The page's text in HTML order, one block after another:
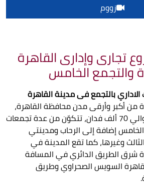
زووم
تجارى وإدارى القاهرة
والتجمع الخامس
بالتجمع فى مدينة القاهرة
من أكبر وأرقى مدن محافظة القاهرة،
حيث تقدر مساحتها بحوالي 70 ألف فدان، تتكوّن من عدة تجمعات
إضافة إلى الرحاب ومدينتي
وغيرها، كما تقع المدينة في
شرق الطريق الدائري في المسافة
السويس الصحراوي وطريق